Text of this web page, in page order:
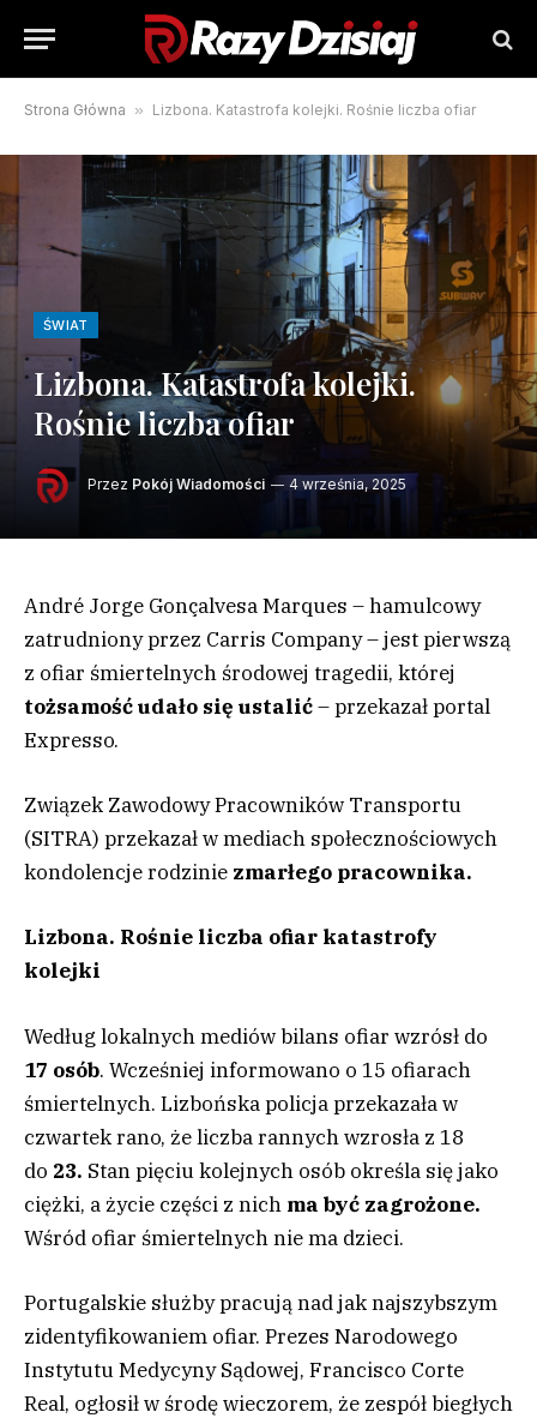
Strona Główna » Lizbona. Katastrofa kolejki. Rośnie liczba ofiar
ŚWIAT
Lizbona. Katastrofa kolejki.
Rośnie liczba ofiar
Przez Pokój Wiadomości 4 września, 2025
André Jorge Gonçalvesa Marques – hamulcowy
zatrudniony przez Carris Company – jest pierwszą
z ofiar śmiertelnych środowej tragedii, której
tożsamość udało się ustalić– przekazał portal
Expresso.
Związek Zawodowy Pracowników Transportu
(SITRA) przekazał w mediach społecznościowych
kondolencje rodzinie zmarłego pracownika.
Lizbona. Rośnie liczba ofiar katastrofy
kolejki
Według lokalnych mediów bilans ofiar wzrósł do
17 osób. Wcześniej informowano o 15 ofiarach
śmiertelnych. Lizbońska policja przekazała w
czwartek rano, że liczba rannych wzrosła z 18
do 23. Stan pięciu kolejnych osób określa się jako
ciężki, a życie części z nich ma być zagrożone.
Wśród ofiar śmiertelnych nie ma dzieci.
Portugalskie służby pracują nad jak najszybszym
zidentyfikowaniem ofiar. Prezes Narodowego
Instytutu Medycyny Sądowej, Francisco Corte
Real, ogłosił w środę wieczorem, że zespół biegłych